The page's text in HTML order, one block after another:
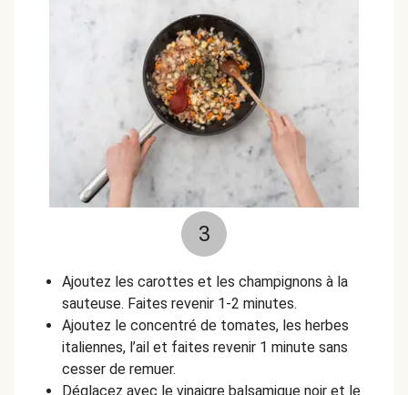
3
Ajoutez les carottes et les champignons à la
sauteuse. Faites revenir 1-2 minutes.
Ajoutez le concentré de tomates, les herbes
italiennes, l’ail et faites revenir 1 minute sans
cesser de remuer.
Déglacez avec le vinaigre balsamique noir et le